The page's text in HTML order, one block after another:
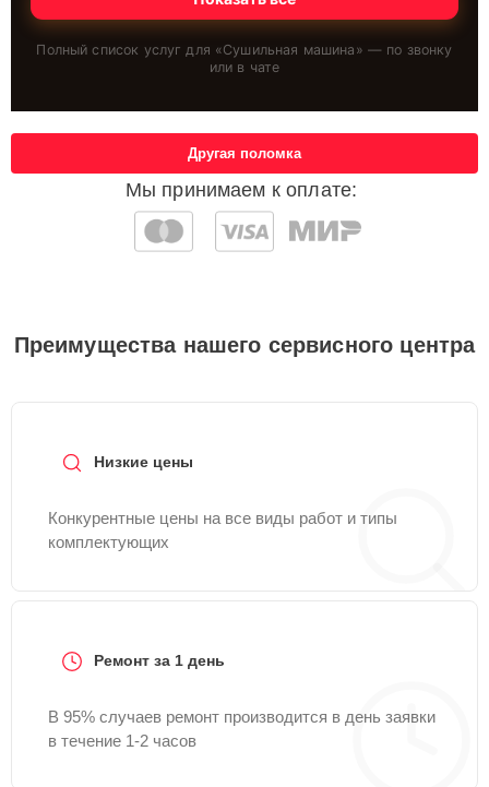
Полный список услуг для «Сушильная машина » — по звонку
или в чате
Мы принимаем к оплате:
Другая поломка
Преимущества нашего сервисного центра
Низкие цены
Конкурентные цены на все виды работ и типы
комплектующих
Ремонт за 1 день
В 95% случаев ремонт производится в день заявки
в течение 1-2 часов